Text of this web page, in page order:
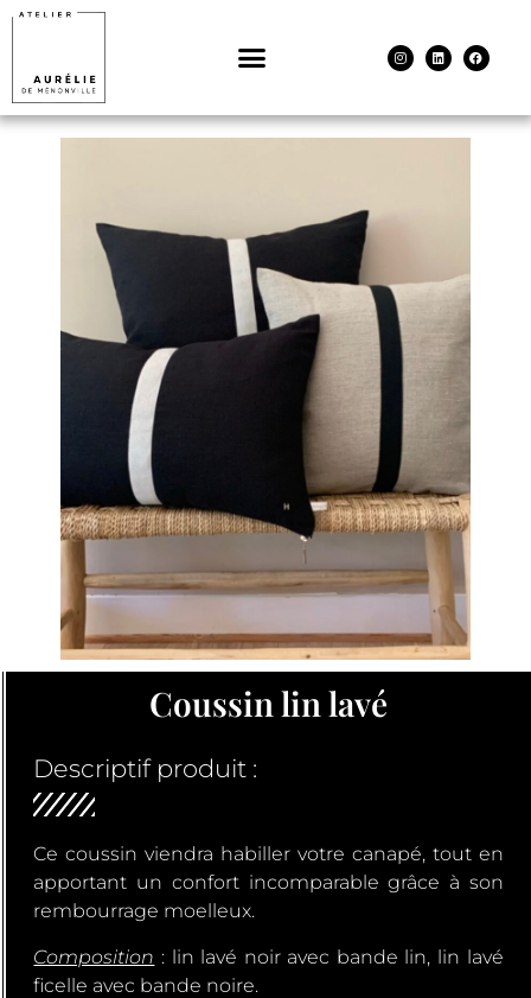
Coussin lin lavé
Descriptif produit :
Ce coussin viendra habiller votre canapé, tout en
apportant un confort incomparable grâce à son
rembourrage moelleux.
Composition : lin lavé noir avec bande lin, lin lavé
ficelle avec bande noire.